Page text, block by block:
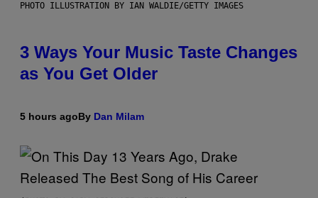
PHOTO ILLUSTRATION BY IAN WALDIE/GETTY IMAGES
3 Ways Your Music Taste Changes
as You Get Older
5 hours agoBy Dan Milam